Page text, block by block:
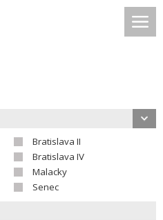
Bratislava II
Bratislava IV
Malacky
Senec